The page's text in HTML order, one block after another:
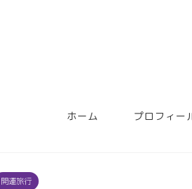
ホーム プロフィー
開運旅行